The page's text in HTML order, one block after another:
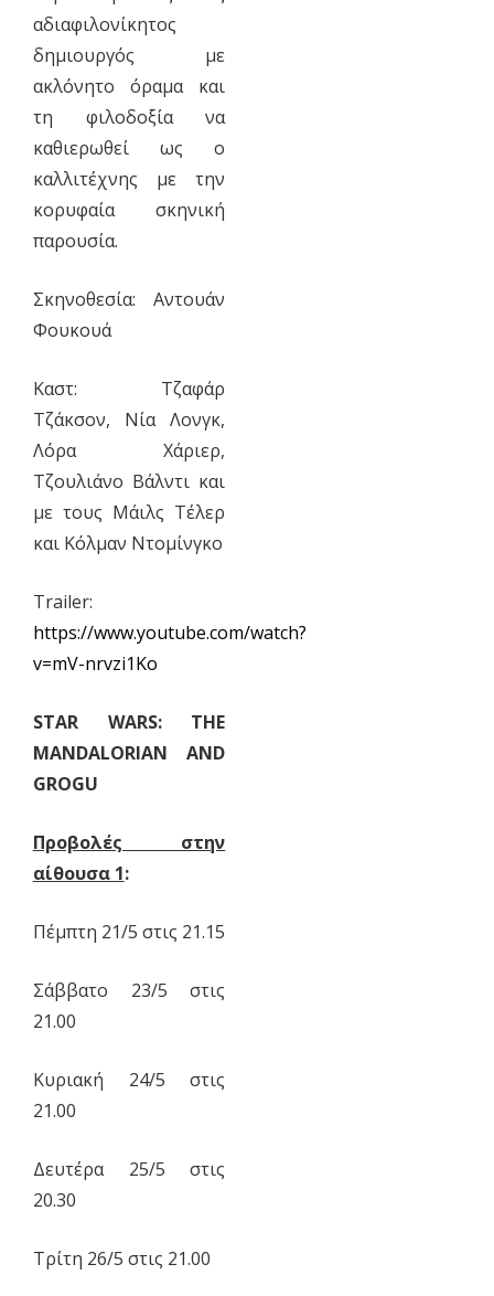
αδιαφιλονίκητος
δημιουργός με
ακλόνητο όραμα και
τη φιλοδοξία να
καθιερωθεί ως ο
καλλιτέχνης με την
κορυφαία σκηνική
παρουσία.
Σκηνοθεσία: Αντουάν
Φουκουά
Καστ: Τζαφάρ
Τζάκσον, Νία Λονγκ,
Λόρα Χάριερ,
Τζουλιάνο Βάλντι και
με τους Μάιλς Τέλερ
και Κόλμαν Ντομίνγκο
Trailer:
https://www.youtube.com/watch?
v=mV-nrvzi1Ko
STAR WARS: THE
MANDALORIAN AND
GROGU
Προβολές στην
αίθουσα 1:
Πέμπτη 21/5 στις 21.15
Σάββατο 23/5 στις
21.00
Κυριακή 24/5 στις
21.00
Δευτέρα 25/5 στις
20.30
Τρίτη 26/5 στις 21.00